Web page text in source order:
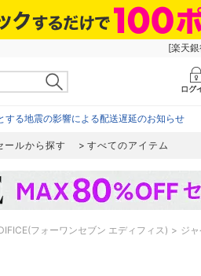
[楽天
する地震の影響による配送遅延のお知らせ
ールから探す すべてのアイテム
フォーワンセブン エディフィス) ジ